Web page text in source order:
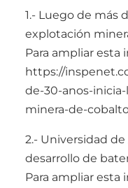
1.- Luego de más
explotación
Para ampliar esta
https://
de-30-anos-
minera-de-
2.- Universidad
desarrollo de
Para ampliar esta